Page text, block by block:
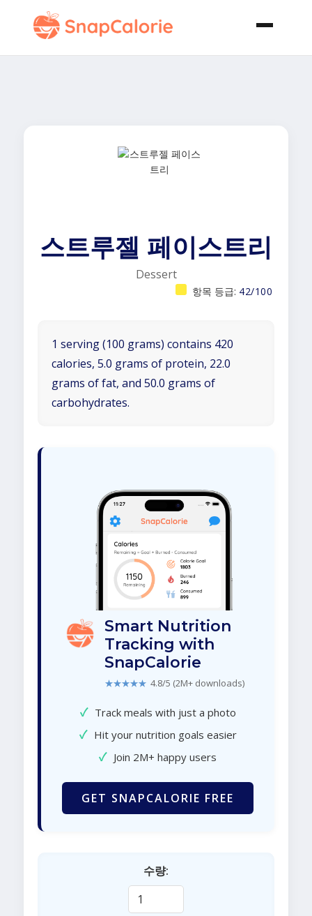
스트루젤 페이스트리
Dessert
항목 등급: 42/100
1 serving (100 grams) contains 420
calories, 5.0 grams of protein, 22.0
grams of fat, and 50.0 grams of
carbohydrates.
Smart Nutrition
Tracking with
SnapCalorie
★★★★★ 4.8/5 (2M+ downloads)
✓ Track meals with just a photo
✓ Hit your nutrition goals easier
✓ Join 2M+ happy users
GET SNAPCALORIE FREE
수량: